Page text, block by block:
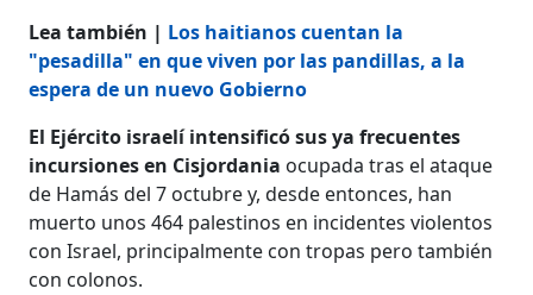
Lea también | Los haitianos cuentan la
"pesadilla" en que viven por las pandillas, a la
espera de un nuevo Gobierno
El Ejército israelí intensificó sus ya frecuentes
incursiones en Cisjordania ocupada tras el ataque
de Hamás del 7 octubre y, desde entonces, han
muerto unos 464 palestinos en incidentes violentos
con Israel, principalmente con tropas pero también
con colonos.